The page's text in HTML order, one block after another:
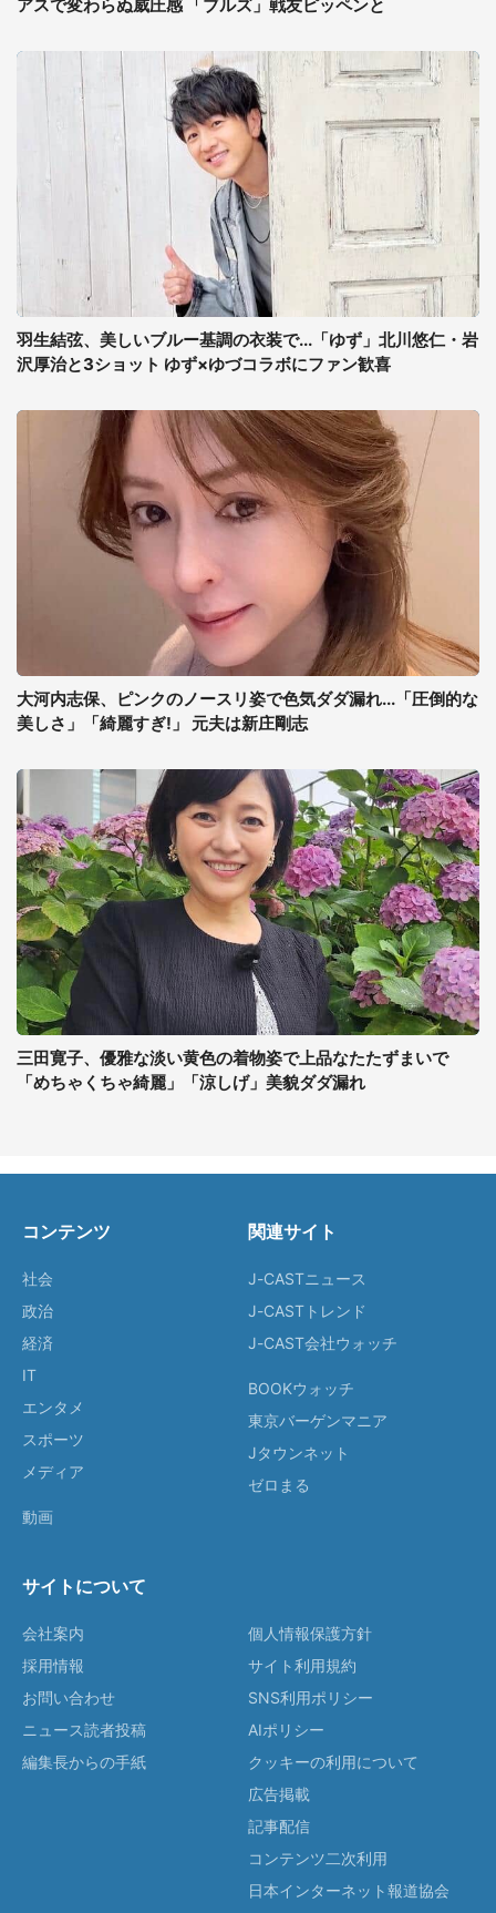
アスで変わらぬ威圧感 「ブルズ」戦友ピッペンと
羽生結弦、美しいブルー基調の衣装で...「ゆず」北川悠仁・岩
沢厚治と3ショット ゆず×ゆづコラボにファン歓喜
大河内志保、ピンクのノースリ姿で色気ダダ漏れ...「圧倒的な
美しさ」「綺麗すぎ!」 元夫は新庄剛志
三田寛子、優雅な淡い黄色の着物姿で上品なたたずまいで
「めちゃくちゃ綺麗」「涼しげ」美貌ダダ漏れ
コンテンツ
社会
政治
経済
IT
エンタメ
スポーツ
メディア
動画
関連サイト
J-CASTニュース
J-CASTトレンド
J-CAST会社ウォッチ
BOOKウォッチ
東京バーゲンマニア
Jタウンネット
ゼロまる
サイトについて
会社案内
採用情報
お問い合わせ
ニュース読者投稿
編集長からの手紙
個人情報保護方針
サイト利用規約
SNS利用ポリシー
AIポリシー
クッキーの利用について
広告掲載
記事配信
コンテンツ二次利用
日本インターネット報道協会